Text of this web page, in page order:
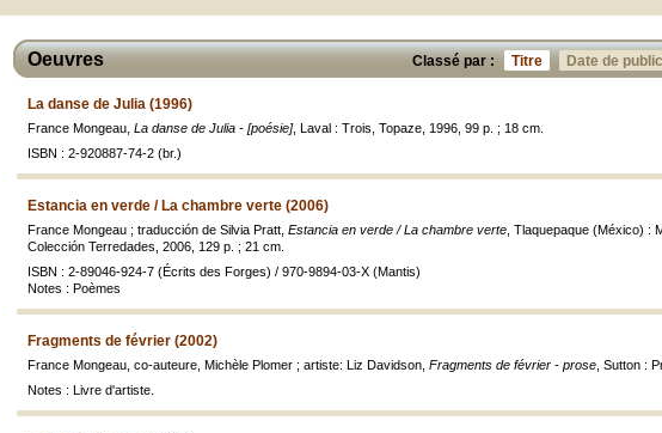
Classé par : Titre Date de
Oeuvres
La danse de Julia (1996)
France Mongeau, La danse de Julia - [poésie], Laval : Trois, Topaze, 1996, 99 p. ; 18 cm.
ISBN : 2-920887-74-2 (br.)
Estancia en verde / La chambre verte (2006)
France Mongeau ; traducción de Silvia Pratt, Estancia en verde / La chambre verte , Tlaquepaque (México) :
Colección Terredades, 2006, 129 p. ; 21 cm.
ISBN : 2-89046-924-7 (Écrits des Forges) / 970-9894-03-X (Mantis)
Notes : Poèmes
Fragments de février (2002)
France Mongeau, co-auteure, Michèle Plomer ; artiste: Liz Davidson, Fragments de février - prose , Sutton :
Notes : Livre d'artiste.